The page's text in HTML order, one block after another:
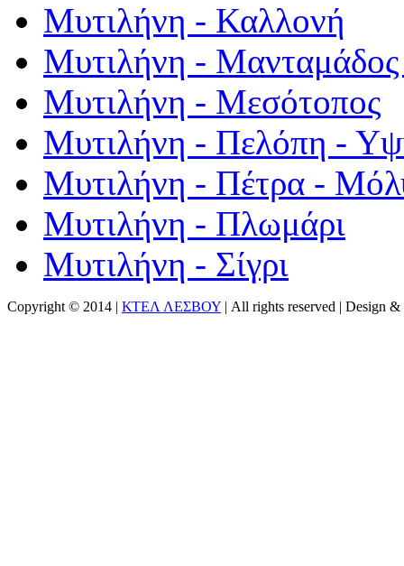
Μυτιλήνη - Καλλονή
Μυτιλήνη - Μανταμάδος
Μυτιλήνη - Μεσότοπος
Μυτιλήνη - Πελόπη -
Μυτιλήνη - Πέτρα -
Μυτιλήνη - Πλωμάρι
Μυτιλήνη - Σίγρι
Copyright © 2014 | ΚΤΕΛ ΛΕΣΒΟΥ | All rights reserved | Design &